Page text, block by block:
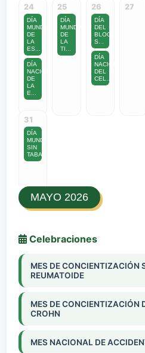
MAYO 2026
Celebraciones
MES DE CONCIENTIZACIÓN
REUMATOIDE
MES DE CONCIENTIZACIÓN
CROHN
MES NACIONAL DE
24
DÍA
MUNDIAL
DE
LA
ES...
DÍA
NACIONAL
DE
LA
E...
25
DÍA
MUNDIAL
DE
LA
TI...
26
DÍA
DEL
BLOQUEADOR
S...
DÍA
NACIONAL
DEL
CEL...
27
31
DÍA
MUNDIAL
SIN
TABA...